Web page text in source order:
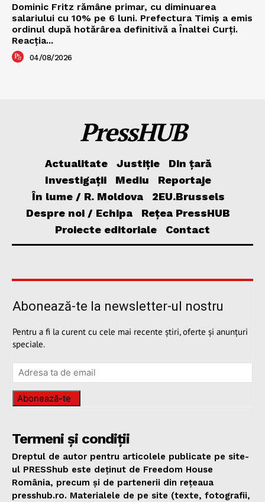
Dominic Fritz rămâne primar, cu diminuarea
salariului cu 10% pe 6 luni. Prefectura Timiș a emis
ordinul după hotărârea definitivă a Înaltei Curți.
Reacția...
04/08/2026
PressHUB
Actualitate Justiție
Din țară
Investigații
Mediu
Reportaje
În lume / R. Moldova
2EU.Brussels
Despre noi / Echipa
Rețea PressHUB
Proiecte editoriale
Contact
Abonează-te la newsletter-ul nostru
Pentru a fi la curent cu cele mai recente știri, oferte și anunțuri
speciale.
Abonează-te
Termeni și condiții
Dreptul de autor pentru articolele publicate pe site-
ul PRESShub este deținut de Freedom House
România, precum și de partenerii din rețeaua
presshub.ro. Materialele de pe site (texte, fotografii,